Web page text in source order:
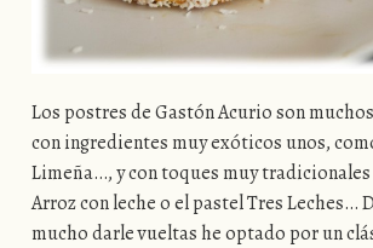
Los postres de Gastón Acurio son
con ingredientes muy exóticos unos,
Limeña…, y con toques muy
Arroz con leche o el pastel Tres Leches…
mucho darle vueltas he optado por un